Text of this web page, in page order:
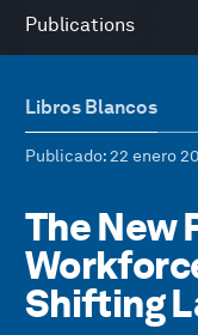
Publications
Libros Blancos
Publicado: 22 enero
The New
Shifting